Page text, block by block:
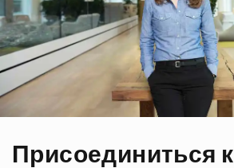
Присоединиться к